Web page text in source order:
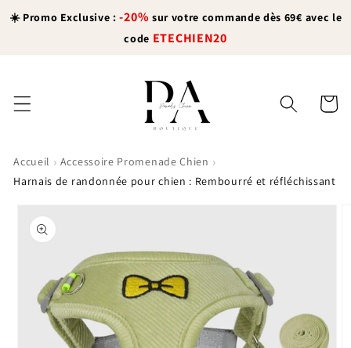
passer
☀️ Promo Exclusive :-20% sur votre commande dès 69€ avec le
code ETECHIEN20
Panier
Accueil › Accessoire Promenade Chien ›
Harnais de randonnée pour chien : Rembourré et réfléchissant
informations
produits